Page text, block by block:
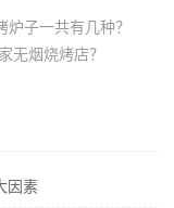
炉子一共有几种？
无烟烧烤店？
因素